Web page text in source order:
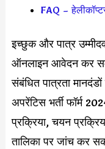
FAQ –
इच्छुक और पात्र
ऑनलाइन आवेदन कर
संबंधित पात्रता
अपरेंटिस भर्ती फॉर्म
प्रक्रिया, चयन
तालिका पर जांच कर